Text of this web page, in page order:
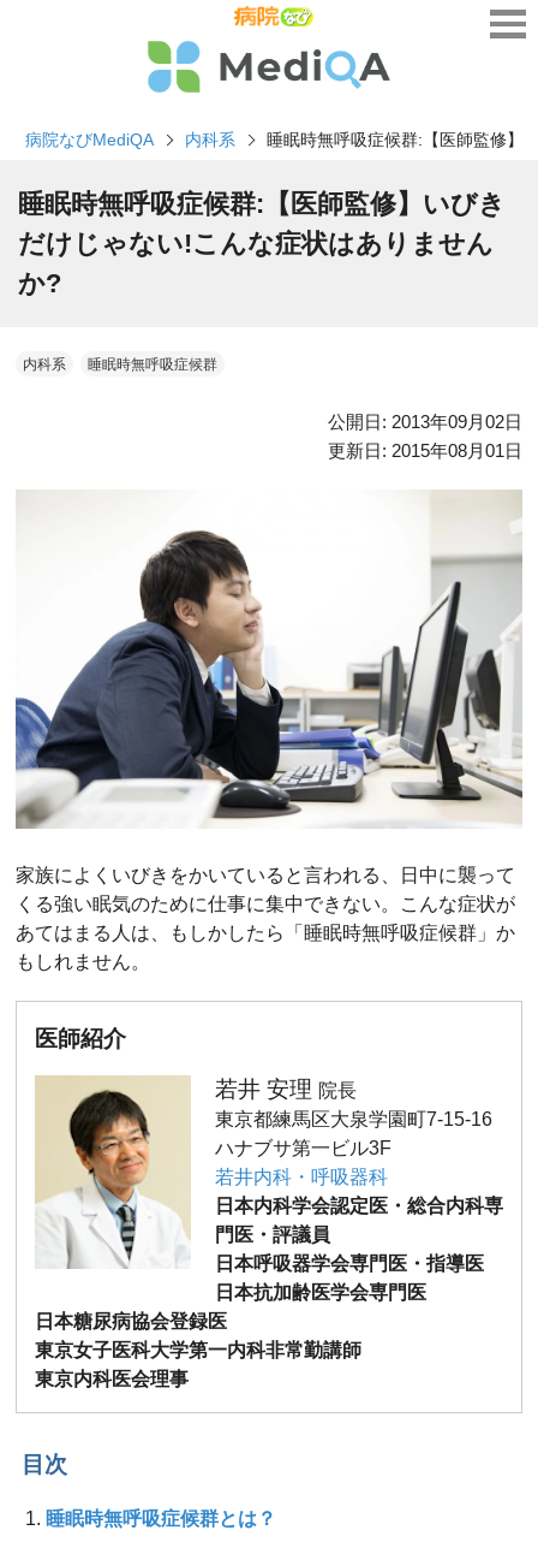
病院なびMediQA 内科系 睡眠時無呼吸症候群:【医師監修】
睡眠時無呼吸症候群:【医師監修】いびき
だけじゃない!こんな症状はありません
か?
内科系 睡眠時無呼吸症候群
公開日: 2013年09月02日
更新日: 2015年08月01日
家族によくいびきをかいていると言われる、日中に襲って
くる強い眠気のために仕事に集中できない。こんな症状が
あてはまる人は、もしかしたら「睡眠時無呼吸症候群」か
もしれません。
医師紹介
若井 安理 院長
東京都練馬区大泉学園町7-15-16
ハナブサ第一ビル3F
若井内科・呼吸器科
日本内科学会認定医・総合内科専
門医・評議員
日本呼吸器学会専門医・指導医
日本抗加齢医学会専門医
日本糖尿病協会登録医
東京女子医科大学第一内科非常勤講師
東京内科医会理事
目次
睡眠時無呼吸症候群とは？